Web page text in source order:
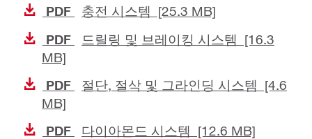
PDF 충전 시스템 [25.3 MB]
PDF
드릴링 및 브레이킹 시스템 [16.3
MB]
PDF
절단, 절삭 및 그라인딩 시스템 [4.6
MB]
PDF 다이아몬드 시스템 [12.6 MB]